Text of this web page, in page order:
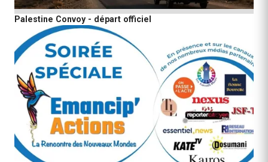
Palestine Convoy - départ officiel